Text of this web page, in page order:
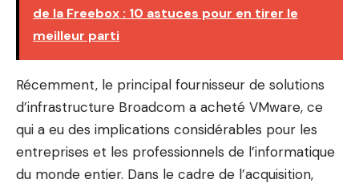
de la Freebox : 10 astuces pour en tirer le
meilleur parti
Récemment, le principal fournisseur de solutions
d’infrastructure Broadcom a acheté VMware, ce
qui a eu des implications considérables pour les
entreprises et les professionnels de l’informatique
du monde entier. Dans le cadre de l’acquisition,